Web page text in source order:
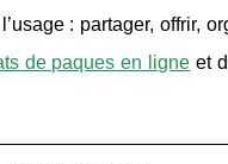
: partager, offrir,
de paques en ligne et